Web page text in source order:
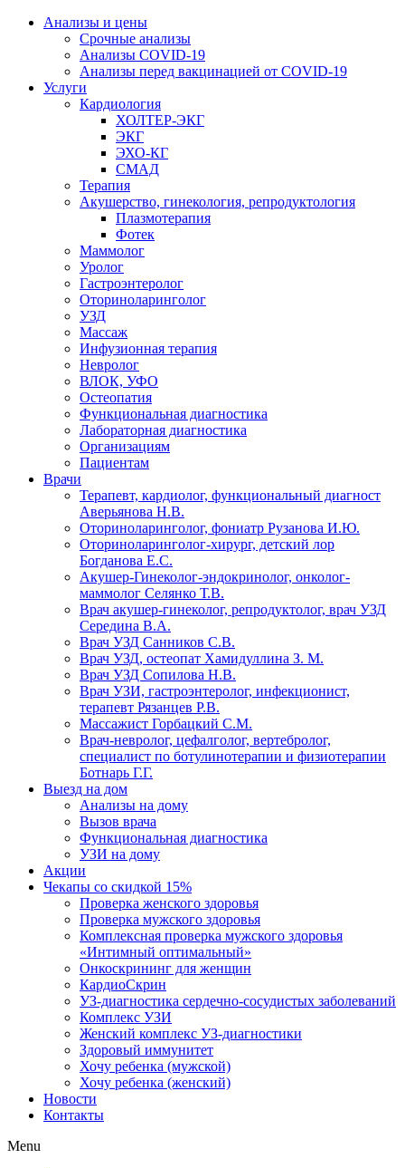
Анализы и цены
Срочные анализы
Анализы COVID-19
Анализы перед вакцинацией от COVID-19
Услуги
Кардиология
ХОЛТЕР-ЭКГ
ЭКГ
ЭХО-КГ
СМАД
Терапия
Акушерство, гинекология, репродуктология
Плазмотерапия
Фотек
Маммолог
Уролог
Гастроэнтеролог
Оториноларинголог
УЗД
Массаж
Инфузионная терапия
Невролог
ВЛОК, УФО
Остеопатия
Функциональная диагностика
Лабораторная диагностика
Организациям
Пациентам
Врачи
Терапевт, кардиолог, функциональный диагност
Аверьянова Н.В.
Оториноларинголог, фониатр Рузанова И.Ю.
Оториноларинголог-хирург, детский лор
Богданова Е.С.
Акушер-Гинеколог-эндокринолог, онколог-
маммолог Селянко Т.В.
Врач акушер-гинеколог, репродуктолог, врач УЗД
Середина В.А.
Врач УЗД Санников С.В.
Врач УЗД, остеопат Хамидуллина З. М.
Врач УЗД Сопилова Н.В.
Врач УЗИ, гастроэнтеролог, инфекционист,
терапевт Рязанцев Р.В.
Массажист Горбацкий С.М.
Врач-невролог, цефалголог, вертебролог,
специалист по ботулинотерапии и физиотерапии
Ботнарь Г.Г.
Выезд на дом
Анализы на дому
Вызов врача
Функциональная диагностика
УЗИ на дому
Акции
Чекапы со скидкой 15%
Проверка женского здоровья
Проверка мужского здоровья
Комплексная проверка мужского здоровья
«Интимный оптимальный»
Онкоcкрининг для женщин
КардиоСкрин
УЗ-диагностика сердечно-сосудистых заболеваний
Комплекс УЗИ
Женский комплекс УЗ-диагностики
Здоровый иммунитет
Хочу ребенка (мужской)
Хочу ребенка (женский)
Новости
Контакты
Menu